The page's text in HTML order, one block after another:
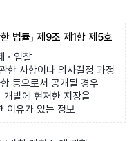
법률」 제9조 제1항 제5호
ㆍ입찰
한 사항이나 의사결정 과정
등으로서 공개될 경우
개발에 현저한 지장을
이유가 있는 정보